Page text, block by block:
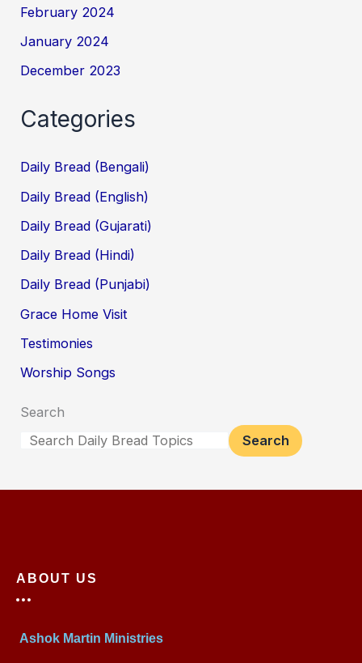
February 2024
January 2024
December 2023
Categories
Daily Bread (Bengali)
Daily Bread (English)
Daily Bread (Gujarati)
Daily Bread (Hindi)
Daily Bread (Punjabi)
Grace Home Visit
Testimonies
Worship Songs
Search
Search
ABOUT US
Ashok Martin Ministries